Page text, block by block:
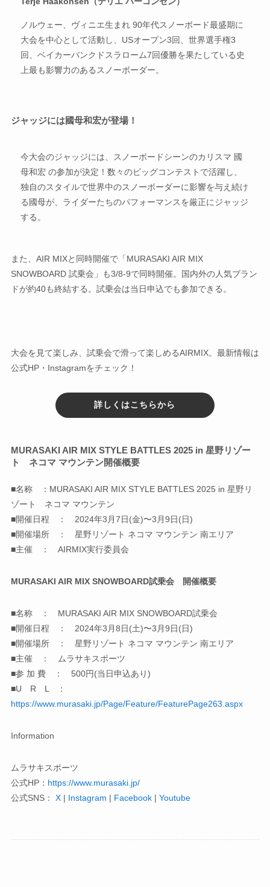
ノルウェー、ヴィニエ生まれ 90年代スノーボード最盛期に
大会を中心として活動し、USオープン3回、世界選手権3
回、ベイカーバンクドスラローム7回優勝を果たしている史
上最も影響力のあるスノーボーダー。
ジャッジには國母和宏が登場！
今大会のジャッジには、スノーボードシーンのカリスマ 國
母和宏 の参加が決定！数々のビッグコンテストで活躍し、
独自のスタイルで世界中のスノーボーダーに影響を与え続け
る國母が、ライダーたちのパフォーマンスを厳正にジャッジ
する。
また、AIR MIXと同時開催で「MURASAKI AIR MIX
SNOWBOARD 試乗会」も3/8-9で同時開催。国内外の人気ブラン
ドが約40も終結する。試乗会は当日申込でも参加できる。
大会を見て楽しみ、試乗会で滑って楽しめるAIRMIX。最新情報は
公式HP・Instagramをチェック！
詳しくはこちらから
MURASAKI AIR MIX STYLE BATTLES 2025 in 星野リゾー
ト ネコマ マウンテン開催概要
■名称 ：MURASAKI AIR MIX STYLE BATTLES 2025 in 星野リ
ゾート ネコマ マウンテン
■開催日程 ： 2024年3月7日(金)〜3月9日(日)
■開催場所 ： 星野リゾート ネコマ マウンテン 南エリア
■主催 ： AIRMIX実行委員会
MURASAKI AIR MIX SNOWBOARD試乗会 開催概要
■名称 ： MURASAKI AIR MIX SNOWBOARD試乗会
■開催日程 ： 2024年3月8日(土)〜3月9日(日)
■開催場所 ： 星野リゾート ネコマ マウンテン 南エリア
■主催 ： ムラサキスポーツ
■参 加 費 ： 500円(当日申込あり)
■U R L ：
https://www.murasaki.jp/Page/Feature/FeaturePage263.aspx
Information
ムラサキスポーツ
公式HP： https://www.murasaki.jp/
公式SNS： X| Instagram | Facebook| Youtube